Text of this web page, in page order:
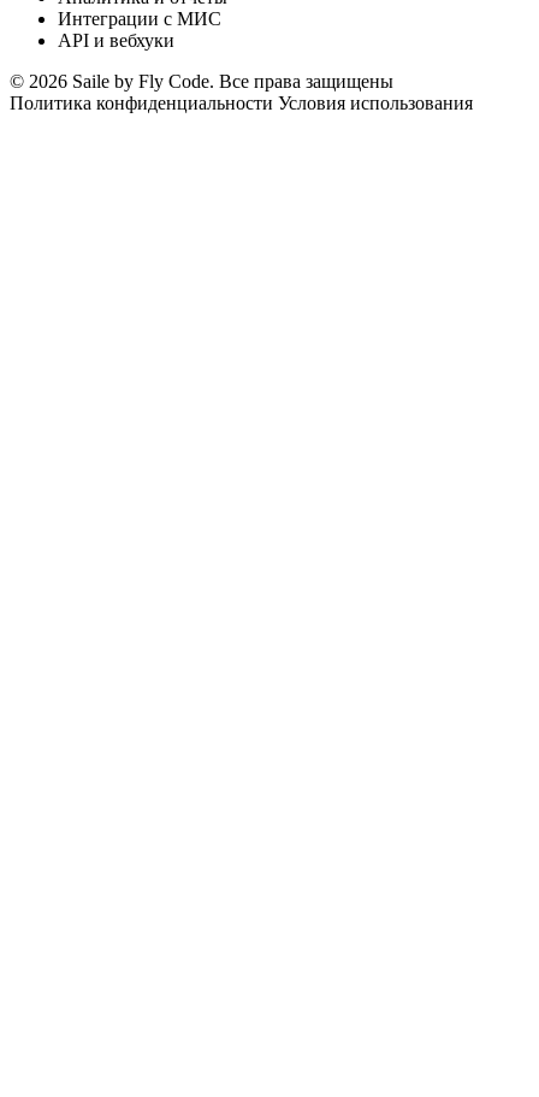
Интеграции с МИС
API и вебхуки
© 2026 Saile by Fly Code. Все права защищены
Политика конфиденциальности Условия использования